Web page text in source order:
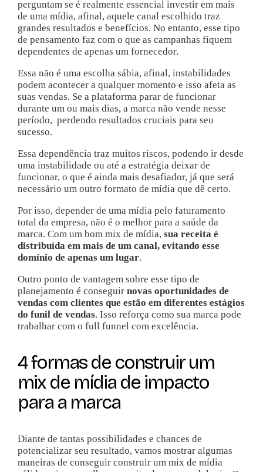
perguntam se é realmente essencial investir em mais
de uma mídia, afinal, aquele canal escolhido traz
grandes resultados e benefícios. No entanto, esse tipo
de pensamento faz com o que as campanhas fiquem
dependentes de apenas um fornecedor.
Essa não é uma escolha sábia, afinal, instabilidades
podem acontecer a qualquer momento e isso afeta as
suas vendas. Se a plataforma parar de funcionar
durante um ou mais dias, a marca não vende nesse
período, perdendo resultados cruciais para seu
sucesso.
Essa dependência traz muitos riscos, podendo ir desde
uma instabilidade ou até a estratégia deixar de
funcionar, o que é ainda mais desafiador, já que será
necessário um outro formato de mídia que dê certo.
Por isso, depender de uma mídia pelo faturamento
total da empresa, não é o melhor para a saúde da
marca. Com um bom mix de mídia, sua receita é
distribuída em mais de um canal, evitando esse
domínio de apenas um lugar.
Outro ponto de vantagem sobre esse tipo de
planejamento é conseguir novas oportunidades de
vendas com clientes que estão em diferentes estágios
do funil de vendas. Isso reforça como sua marca pode
trabalhar com o full funnel com excelência.
4 formas de construir um
mix de mídia de impacto
para a marca
Diante de tantas possibilidades e chances de
potencializar seu resultado, vamos mostrar algumas
maneiras de conseguir construir um mix de mídia